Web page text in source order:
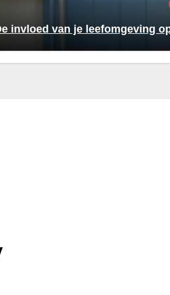
invloed van je leefomgeving